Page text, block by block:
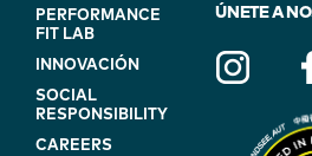
FOOTER
NAVIGATION
(ON
BLUE)
PERFORMANCE
FIT LAB
INNOVACIÓN
SOCIAL
RESPONSIBILITY
CAREERS
ÚNETE A